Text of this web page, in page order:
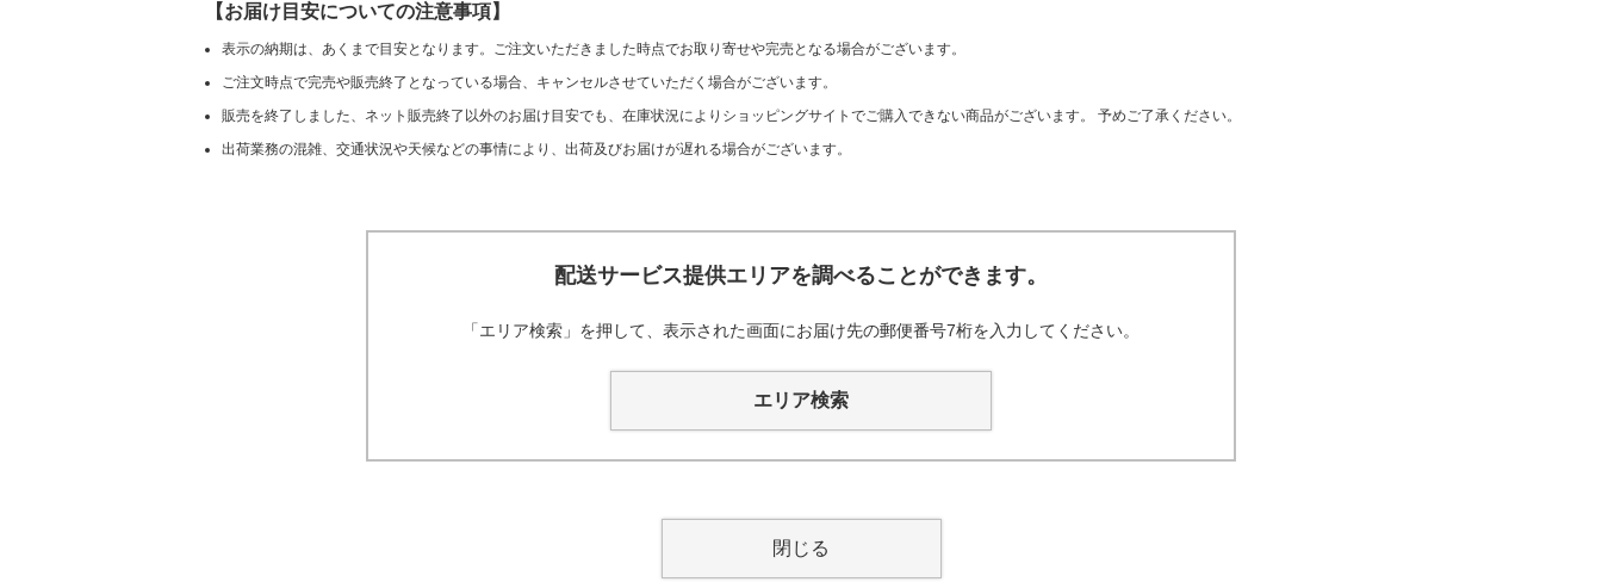
【お届け目安についての注意事項】
表示の納期は、あくまで目安となります。ご注文いただきました時点でお取り寄せや完売となる場合がございます。
ご注文時点で完売や販売終了となっている場合、キャンセルさせていただく場合がございます。
販売を終了しました、ネット販売終了以外のお届け目安でも、在庫状況によりショッピングサイトでご購入できない商品がございます。 予めご了承ください。
出荷業務の混雑、交通状況や天候などの事情により、出荷及びお届けが遅れる場合がございます。
配送サービス提供エリアを調べることができます。
「エリア検索」を押して、表示された画面にお届け先の郵便番号7桁を入力してください。
エリア検索
閉じる